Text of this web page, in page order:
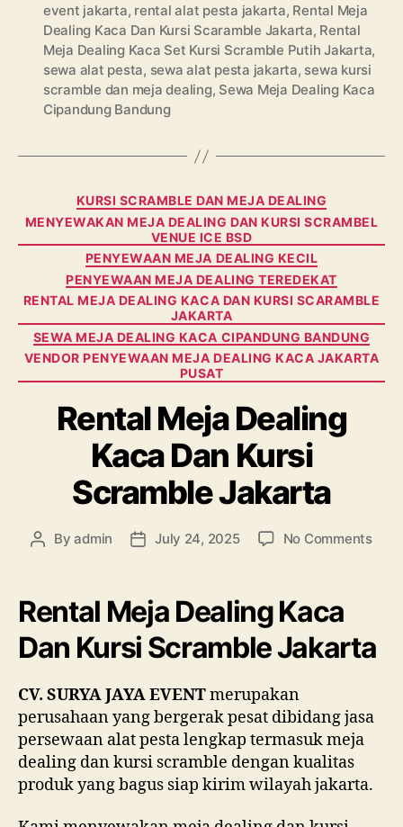
event jakarta, rental alat pesta jakarta, Rental Meja
Dealing Kaca Dan Kursi Scaramble Jakarta, Rental
Meja Dealing Kaca Set Kursi Scramble Putih Jakarta,
sewa alat pesta, sewa alat pesta jakarta, sewa kursi
scramble dan meja dealing, Sewa Meja Dealing Kaca
Cipandung Bandung
Categories
KURSI SCRAMBLE DAN MEJA DEALING
MENYEWAKAN MEJA DEALING DAN KURSI SCRAMBEL
VENUE ICE BSD
PENYEWAAN MEJA DEALING KECIL
PENYEWAAN MEJA DEALING TEREDEKAT
RENTAL MEJA DEALING KACA DAN KURSI SCARAMBLE
JAKARTA
SEWA MEJA DEALING KACA CIPANDUNG BANDUNG
VENDOR PENYEWAAN MEJA DEALING KACA JAKARTA
PUSAT
Rental Meja Dealing
Kaca Dan Kursi
Scramble Jakarta
PostByadmin
PostJuly 24, 2025 No Commentson
Kursi
Rental Meja Dealing Kaca
Dan Kursi Scramble Jakarta
CV. SURYA JAYA EVENTmerupakan
perusahaan yang bergerak pesat dibidang jasa
persewaan alat pesta lengkap termasuk meja
dealing dan kursi scramble dengan kualitas
produk yang bagus siap kirim wilayah jakarta.